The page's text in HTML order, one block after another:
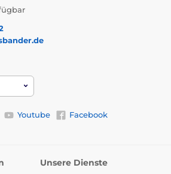
Youtube
Facebook
Unsere Dienste